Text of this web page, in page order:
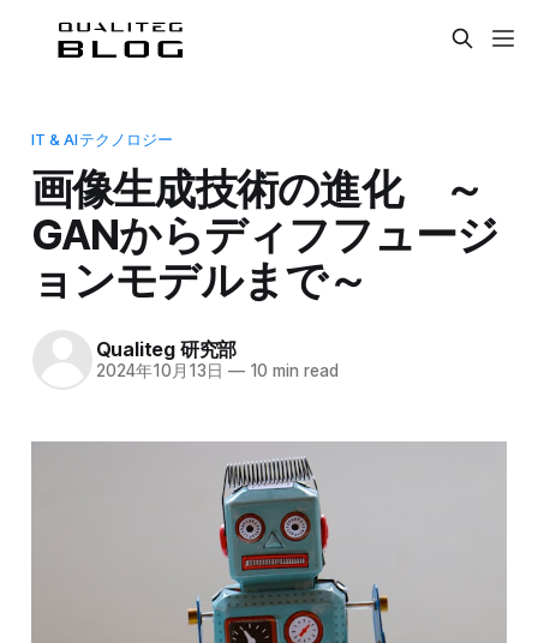
IT & AIテクノロジー
画像生成技術の進化 ～
GANからディフフュージ
ョンモデルまで～
Qualiteg 研究部
2024年10月13日 —10 min read